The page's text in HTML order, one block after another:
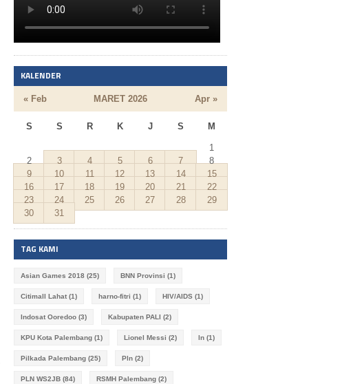
KALENDER
MARET 2026
S S R K J S M
« Feb Apr »
1
2
3 4 5 6 7
8
9
10 11 12 13 14
15
16
17 18 19 20 21
22
23
24 25 26 27 28
29
30
31
TAG KAMI
Asian Games 2018 (25) BNN Provinsi (1)
Citimall Lahat (1) harno-fitri (1) HIV/AIDS (1)
Indosat Ooredoo (3) Kabupaten PALI (2)
KPU Kota Palembang (1) Lionel Messi (2) ln (1)
Pilkada Palembang (25) Pln (2)
PLN WS2JB (84) RSMH Palembang (2)